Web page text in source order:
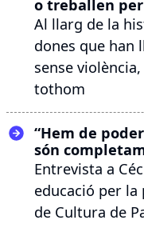
o treballen
Al llarg de la
dones que han
sense
tothom
“Hem de
són
Entrevista a
educació per la
de Cultura de